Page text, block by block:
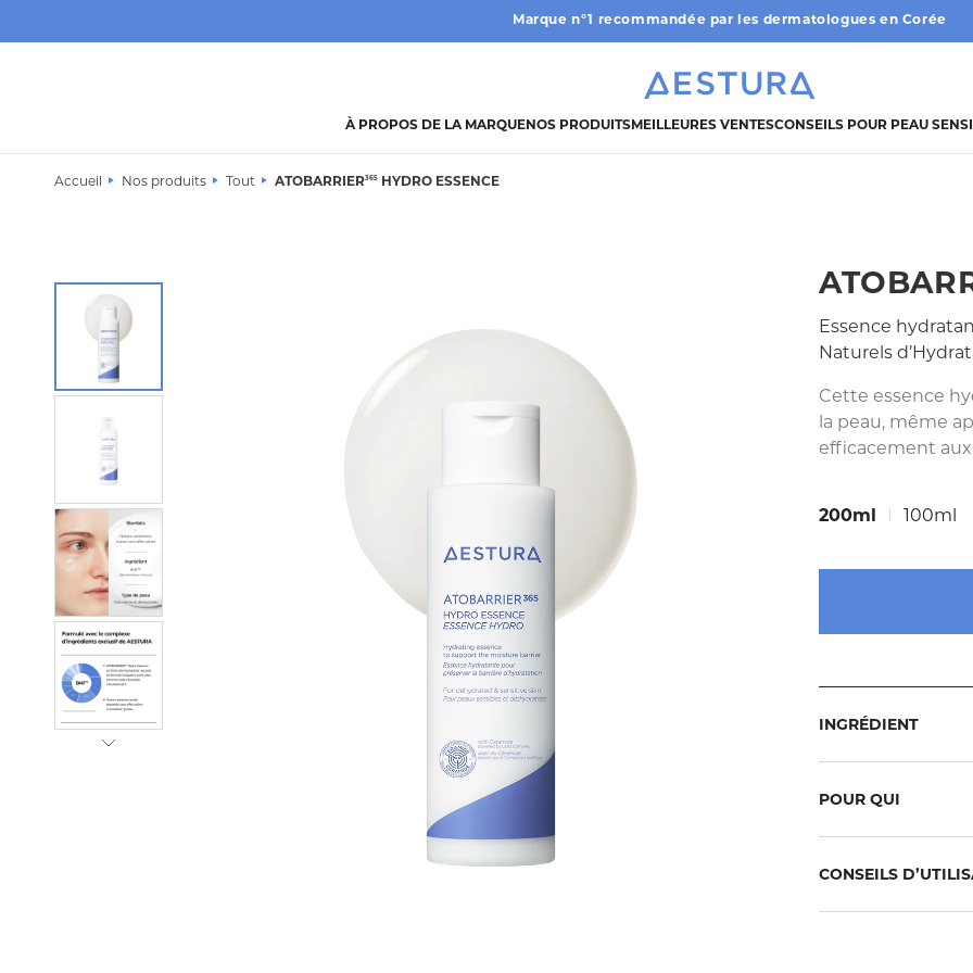
Marque n°1 recommandée par les dermatologues en Corée
À PROPOS DE LA MARQUENOS PRODUITSMEILLEURES VENTESCONSEILS POUR PEAU
Accueil Nos produits Tout ATOBARRIER365 HYDRO ESSENCE
Essence
Naturels
Cette essence
la peau, même
efficacement
200ml 100ml
INGRÉDIENTmore
POUR QUImore
CONSEILS